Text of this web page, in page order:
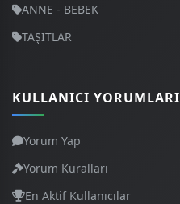
ANNE - BEBEK
TAŞITLAR
KULLANICI YORUMLARI
Yorum Yap
Yorum Kuralları
En Aktif Kullanıcılar